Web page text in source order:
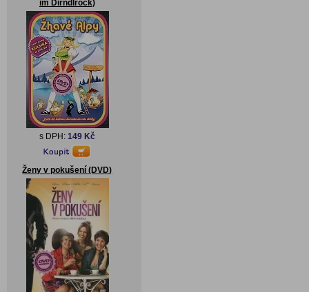
im Dirndlrock)
s DPH: 149 Kč
Ženy v pokušení (DVD)